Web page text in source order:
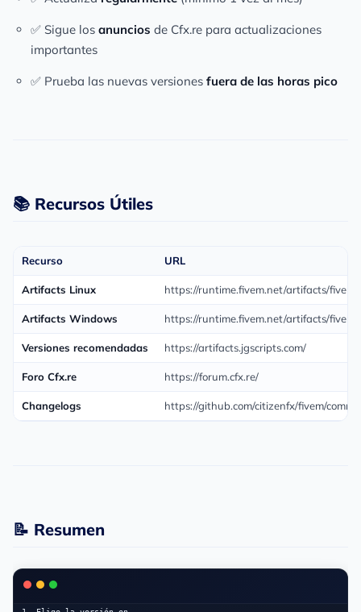
✅ Sigue los anuncios de Cfx.re para actualizaciones
importantes
✅ Prueba las nuevas versiones fuera de las horas pico
📚 Recursos Útiles
Recurso URL
Artifacts Linux https://runtime.fivem.net/artifacts/
Artifacts Windows https://runtime.fivem.net/artifacts/
Versiones recomendadas https://artifacts.jgscripts.com/
Foro Cfx.re https://forum.cfx.re/
Changelogs https://github.com/citizenfx/fivem/
📝 Resumen